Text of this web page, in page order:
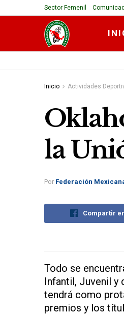
Sector Femenil
Inicio Actividades
la
Por Federación
Compartir
Todo se
Infantil, Juvenil y
tendrá como
premios y los